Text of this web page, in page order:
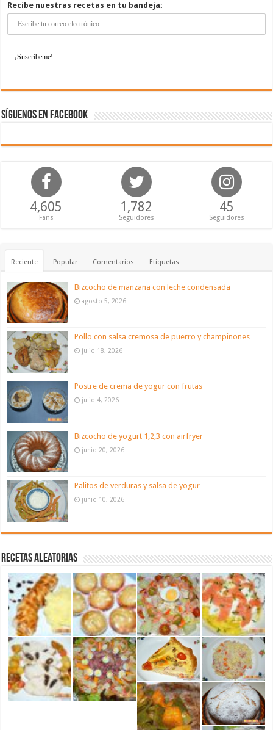
Recibe nuestras recetas en tu bandeja:
Síguenos en Facebook
4,605
Fans
1,782
Seguidores
45
Seguidores
Reciente Popular Comentarios Etiquetas
Bizcocho de manzana con leche condensada
agosto 5, 2026
Pollo con salsa cremosa de puerro y champiñones
julio 18, 2026
Postre de crema de yogur con frutas
julio 4, 2026
Bizcocho de yogurt 1,2,3 con airfryer
junio 20, 2026
Palitos de verduras y salsa de yogur
junio 10, 2026
Recetas aleatorias